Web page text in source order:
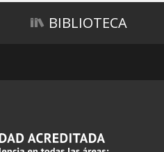
BIBLIOTECA